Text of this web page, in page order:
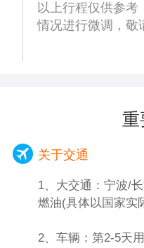
生，请谅解！
3、当天中餐不含
可退，敬请谅解）
他原因导致无法观
有猴子不要故意逗
线，1线，价格同
中一条线路，最终
2、游览：如遇暴
璃栈道封闭，无法
3、此天路程较长
以上行程仅供参
情况进行微调，敬
重
关于交通
1、大交通：宁波/
燃油(具体以国家实
2、车辆：第2-5天